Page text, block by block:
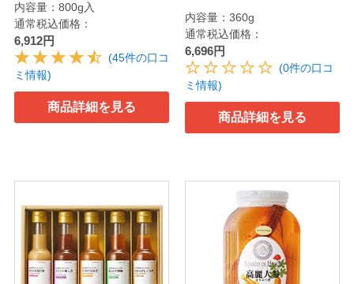
内容量：800g入
通常税込価格：
6,912円
(45件の口コ
ミ情報)
商品詳細を見る
内容量：360g
通常税込価格：
6,696円
(0件の口コ
ミ情報)
商品詳細を見る